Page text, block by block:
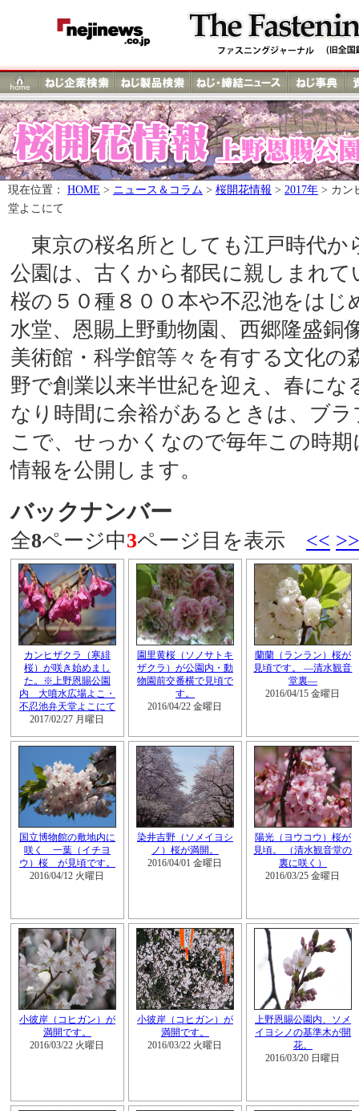
現在位置： HOME > ニュース＆コラム > 桜開花情報 > 2017年 > カン
堂よこにて
東京の桜名所としても江戸時代か
公園は、古くから都民に親しまれ
桜の５０種８００本や不忍池をはじ
水堂、恩賜上野動物園、西郷隆盛銅
美術館・科学館等々を有する文化の
野で創業以来半世紀を迎え、春にな
なり時間に余裕があるときは、ブ
こで、せっかくなので毎年この時
情報を公開します。
バックナンバー
全8ページ中3ページ目を表示 << >>
カンヒザクラ（寒緋
桜）が咲き始めまし
た。※上野恩賜公園
内 大噴水広場よこ・
不忍池弁天堂よこにて
2017/02/27 月曜日
園里黄桜（ソノサトキ
ザクラ）が公園内・動
物園前交番横で見頃で
す。
2016/04/22 金曜日
蘭蘭（ランラン）桜が
見頃です。 ―清水観音
堂裏―
2016/04/15 金曜日
国立博物館の敷地内に
咲く 一葉（イチヨ
ウ）桜 が見頃です。
2016/04/12 火曜日
染井吉野（ソメイヨシ
ノ）桜が満開。
2016/04/01 金曜日
陽光（ヨウコウ）桜が
見頃。 （清水観音堂の
裏に咲く）
2016/03/25 金曜日
小彼岸（コヒガン）が
満開です。
2016/03/22 火曜日
小彼岸（コヒガン）が
満開です。
2016/03/22 火曜日
上野恩賜公園内、ソメ
イヨシノの基準木が開
花。
2016/03/20 日曜日